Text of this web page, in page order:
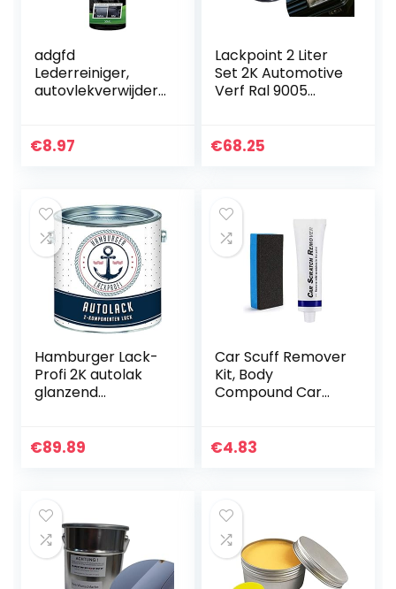
adgfd
Lederreiniger,
autovlekverwijdera
, draagbare
€8.97
Lackpoint 2 Liter
Set 2K Automotive
Verf Ral 9005
Duidelijke Vernis
€68.25
Hamburger Lack-
Profi 2K autolak
glanzend
toplak – zeer
€89.89
Car Scuff Remover
Kit, Body
Compound Car
Car Scratch
€4.83